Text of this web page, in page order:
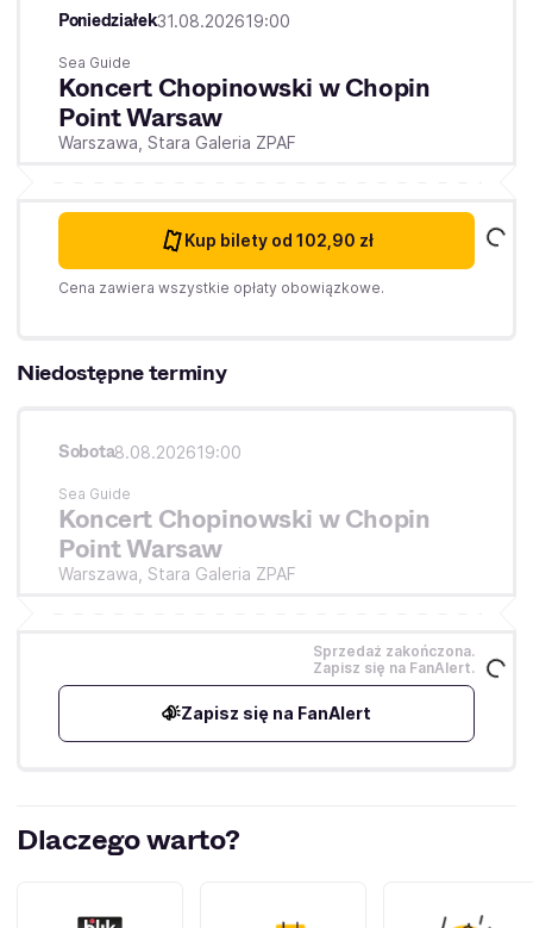
Poniedziałek31.08.202619:00
Sea Guide
Koncert Chopinowski w Chopin
Point Warsaw
Warszawa, Stara Galeria ZPAF
Kup bilety od 102,90 zł
Cena zawiera wszystkie opłaty obowiązkowe.
Niedostępne terminy
Sobota8.08.202619:00
Sea Guide
Koncert Chopinowski w Chopin
Point Warsaw
Warszawa, Stara Galeria ZPAF
Sprzedaż zakończona.
Zapisz się na FanAlert.
Zapisz się na FanAlert
Dlaczego warto?